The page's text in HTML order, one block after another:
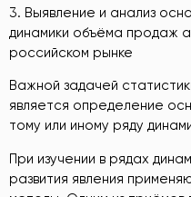
3. Выявление и анализ
динамики объёма продаж
российском рынке
Важной задачей
является определение
тому или иному ряду
При изучении в рядах
развития явления